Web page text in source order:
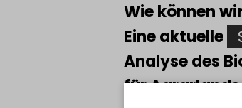
Wie können
Eine aktuelle
Analyse des
für